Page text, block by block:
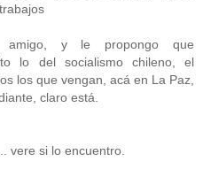
amigo, y le propongo que
lo del socialismo chileno, el
los que vengan, acá en La Paz,
claro está.
vere si lo encuentro.